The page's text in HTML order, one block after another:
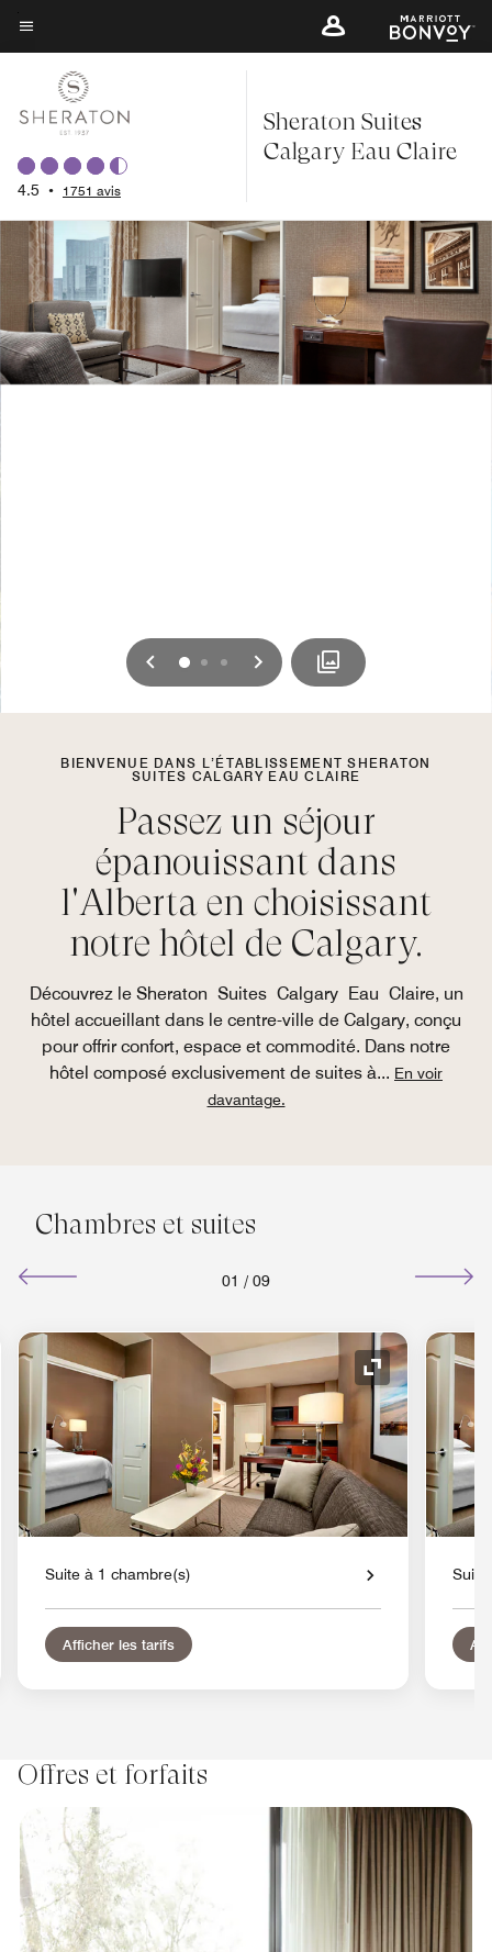
Skip
to
content
Texte du menu
4.5 • 1751 avis
Sheraton Suites
Calgary Eau Claire
Précédent
0 1 2 Suivant
BIENVENUE DANS L’ÉTABLISSEMENT SHERATON
SUITES CALGARY EAU CLAIRE
Passez un séjour
épanouissant dans
l'Alberta en choisissant
notre hôtel de Calgary.
Découvrez le Sheraton Suites Calgary Eau Claire, un
hôtel accueillant dans le centre-ville de Calgary, conçu
pour offrir confort, espace et commodité. Dans notre
hôtel composé exclusivement de suites à... En voir
davantage.
Chambres et suites
01 / 09
de développement Icône de
Suite à 1 chambre(s)
Afficher les tarifs
Suite
Offres et forfaits